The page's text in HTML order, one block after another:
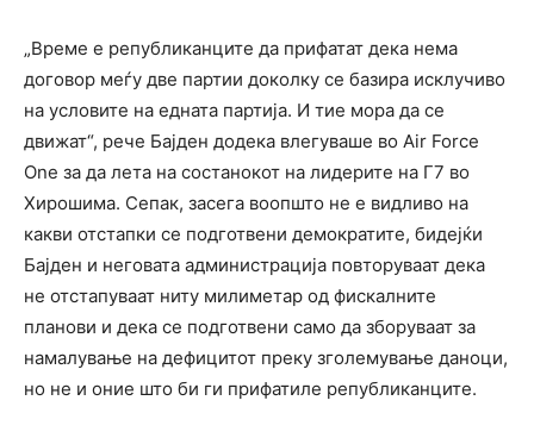
„Време е републиканците да прифатат дека нема
договор меѓу две партии доколку се базира исклучиво
на условите на едната партија. И тие мора да се
движат“, рече Бајден додека влегуваше во Air Force
One за да лета на состанокот на лидерите на Г7 во
Хирошима. Сепак, засега воопшто не е видливо на
какви отстапки се подготвени демократите, бидејќи
Бајден и неговата администрација повторуваат дека
не отстапуваат ниту милиметар од фискалните
планови и дека се подготвени само да зборуваат за
намалување на дефицитот преку зголемување даноци,
но не и оние што би ги прифатиле републиканците.